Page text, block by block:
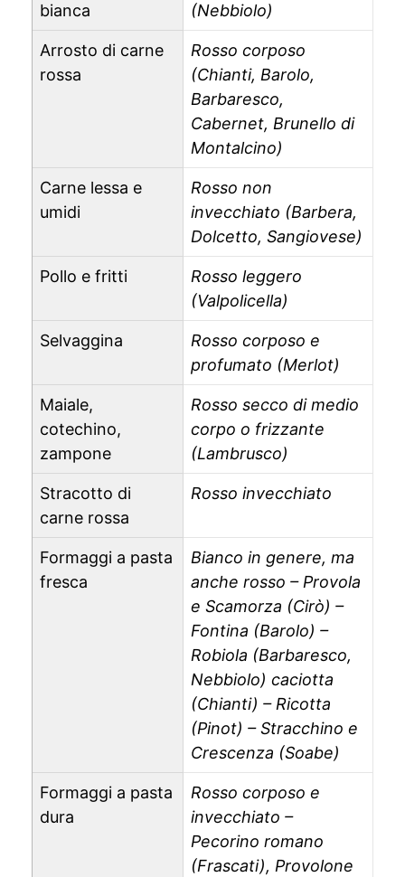
bianca
(Nebbiolo)
Arrosto di carne
rossa
Rosso corposo
(Chianti, Barolo,
Barbaresco,
Cabernet, Brunello di
Montalcino)
Carne lessa e
umidi
Rosso non
invecchiato (Barbera,
Dolcetto, Sangiovese)
Pollo e fritti
Rosso leggero
(Valpolicella)
Selvaggina
Rosso corposo e
profumato (Merlot)
Maiale,
cotechino,
zampone
Rosso secco di medio
corpo o frizzante
(Lambrusco)
Stracotto di
carne rossa
Rosso invecchiato
Formaggi a pasta
fresca
Bianco in genere, ma
anche rosso – Provola
e Scamorza (Cirò) –
Fontina (Barolo) –
Robiola (Barbaresco,
Nebbiolo) caciotta
(Chianti) – Ricotta
(Pinot) – Stracchino e
Crescenza (Soabe)
Formaggi a pasta
dura
Rosso corposo e
invecchiato –
Pecorino romano
(Frascati), Provolone